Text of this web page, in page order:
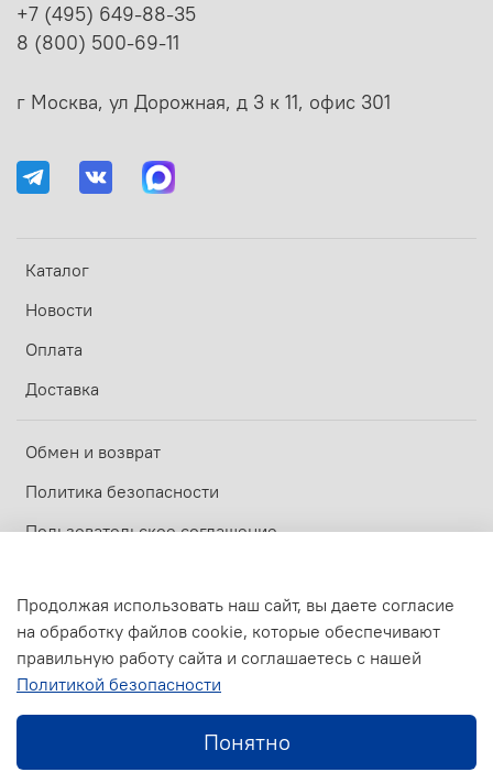
В корзину
Каталог
Новости
Оплата
Доставка
Обмен и возврат
Политика безопасности
Пользовательское соглашение
+7 (495) 649-88-35
8 (800) 500-69-11
г Москва, ул Дорожная, д 3 к 11, офис 301
© 2017-2026 ООО МАСТЕРОВИК —Официальный дилер ZOTA
Продолжая использовать наш сайт, вы даете согласие
на обработку файлов cookie, которые обеспечивают
правильную работу сайта и соглашаетесь с нашей
Политикой безопасности
Понятно